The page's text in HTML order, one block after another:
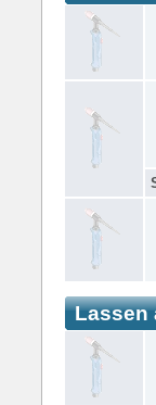
Lassen